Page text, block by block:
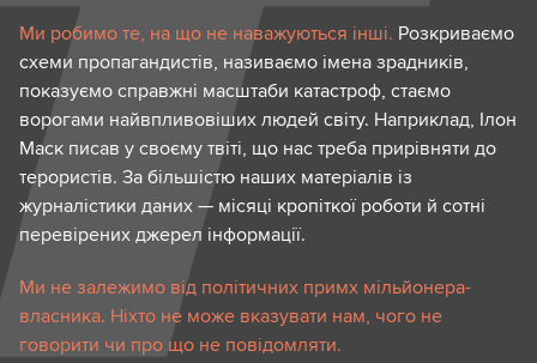
Ми робимо те, на що не наважуються інші. Розкриваємо
схеми пропагандистів, називаємо імена зрадників,
показуємо справжні масштаби катастроф, стаємо
ворогами найвпливовіших людей світу. Наприклад, Ілон
Маск писав у своєму твіті, що нас треба прирівняти до
терористів. За більшістю наших матеріалів із
журналістики даних — місяці кропіткої роботи й сотні
перевірених джерел інформації.
Ми не залежимо від політичних примх мільйонера-
власника. Ніхто не може вказувати нам, чого не
говорити чи про що не повідомляти.